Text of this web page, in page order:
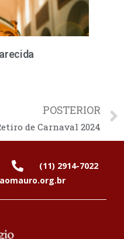
POSTERIOR
de Carnaval 2024
(11) 2914-7022